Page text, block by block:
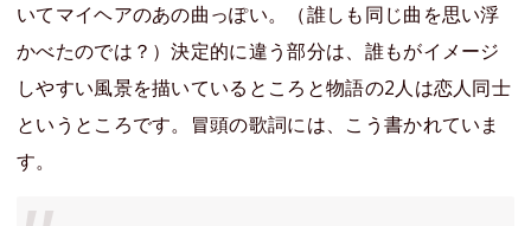
いてマイヘアのあの曲っぽい。（誰しも同じ曲を思い浮
かべたのでは？）決定的に違う部分は、誰もがイメージ
しやすい風景を描いているところと物語の2人は恋人同士
というところです。冒頭の歌詞には、こう書かれていま
す。